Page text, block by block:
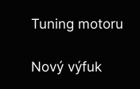
Tuning motoru
Nový výfuk